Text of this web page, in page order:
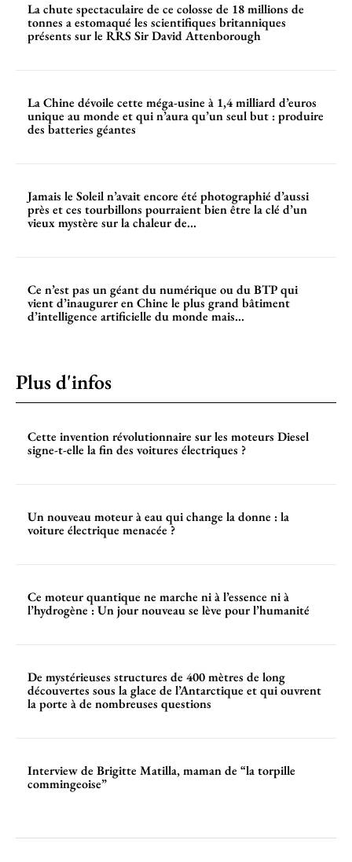
La chute spectaculaire de ce colosse de 18 millions de
tonnes a estomaqué les scientifiques britanniques
présents sur le RRS Sir David Attenborough
La Chine dévoile cette méga-usine à 1,4 milliard d’euros
unique au monde et qui n’aura qu’un seul but : produire
des batteries géantes
Jamais le Soleil n’avait encore été photographié d’aussi
près et ces tourbillons pourraient bien être la clé d’un
vieux mystère sur la chaleur de...
Ce n’est pas un géant du numérique ou du BTP qui
vient d’inaugurer en Chine le plus grand bâtiment
d’intelligence artificielle du monde mais...
Plus d'infos
Cette invention révolutionnaire sur les moteurs Diesel
signe-t-elle la fin des voitures électriques ?
Un nouveau moteur à eau qui change la donne : la
voiture électrique menacée ?
Ce moteur quantique ne marche ni à l’essence ni à
l’hydrogène : Un jour nouveau se lève pour l’humanité
De mystérieuses structures de 400 mètres de long
découvertes sous la glace de l’Antarctique et qui ouvrent
la porte à de nombreuses questions
Interview de Brigitte Matilla, maman de “la torpille
commingeoise”